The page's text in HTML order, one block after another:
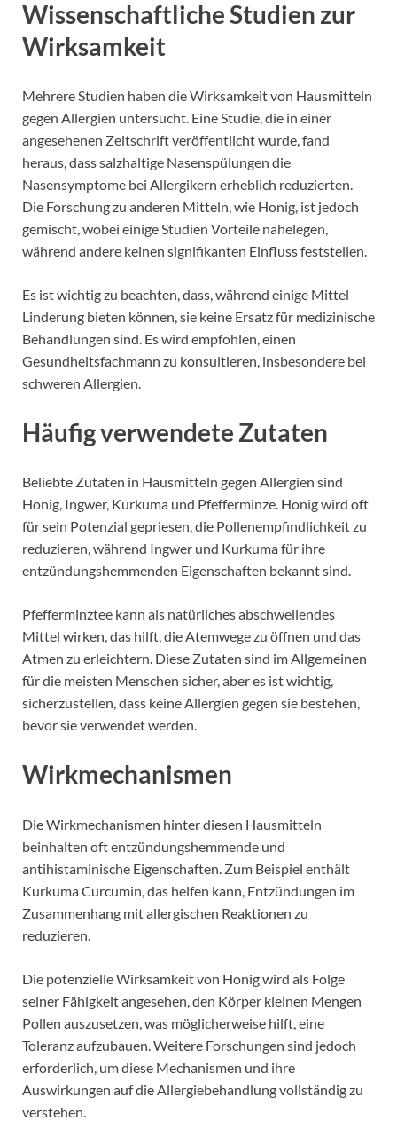
Wissenschaftliche Studien zur
Wirksamkeit
Mehrere Studien haben die Wirksamkeit von Hausmitteln
gegen Allergien untersucht. Eine Studie, die in einer
angesehenen Zeitschrift veröffentlicht wurde, fand
heraus, dass salzhaltige Nasenspülungen die
Nasensymptome bei Allergikern erheblich reduzierten.
Die Forschung zu anderen Mitteln, wie Honig, ist jedoch
gemischt, wobei einige Studien Vorteile nahelegen,
während andere keinen signifikanten Einfluss feststellen.
Es ist wichtig zu beachten, dass, während einige Mittel
Linderung bieten können, sie keine Ersatz für medizinische
Behandlungen sind. Es wird empfohlen, einen
Gesundheitsfachmann zu konsultieren, insbesondere bei
schweren Allergien.
Häufig verwendete Zutaten
Beliebte Zutaten in Hausmitteln gegen Allergien sind
Honig, Ingwer, Kurkuma und Pfefferminze. Honig wird oft
für sein Potenzial gepriesen, die Pollenempfindlichkeit zu
reduzieren, während Ingwer und Kurkuma für ihre
entzündungshemmenden Eigenschaften bekannt sind.
Pfefferminztee kann als natürliches abschwellendes
Mittel wirken, das hilft, die Atemwege zu öffnen und das
Atmen zu erleichtern. Diese Zutaten sind im Allgemeinen
für die meisten Menschen sicher, aber es ist wichtig,
sicherzustellen, dass keine Allergien gegen sie bestehen,
bevor sie verwendet werden.
Wirkmechanismen
Die Wirkmechanismen hinter diesen Hausmitteln
beinhalten oft entzündungshemmende und
antihistaminische Eigenschaften. Zum Beispiel enthält
Kurkuma Curcumin, das helfen kann, Entzündungen im
Zusammenhang mit allergischen Reaktionen zu
reduzieren.
Die potenzielle Wirksamkeit von Honig wird als Folge
seiner Fähigkeit angesehen, den Körper kleinen Mengen
Pollen auszusetzen, was möglicherweise hilft, eine
Toleranz aufzubauen. Weitere Forschungen sind jedoch
erforderlich, um diese Mechanismen und ihre
Auswirkungen auf die Allergiebehandlung vollständig zu
verstehen.